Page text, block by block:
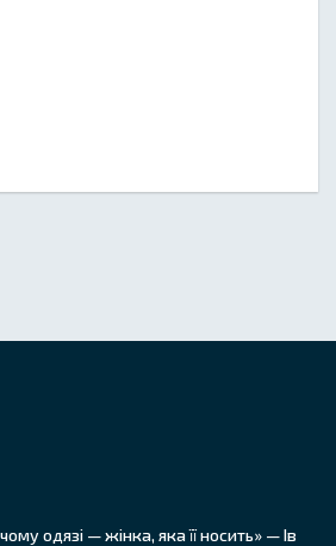
одязі — жінка, яка її носить» — Ів